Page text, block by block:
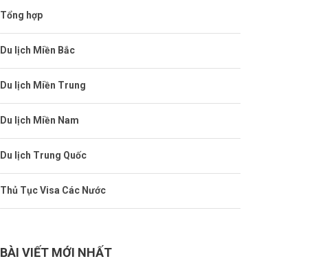
Tổng hợp
Du lịch Miền Bắc
Du lịch Miền Trung
Du lịch Miền Nam
Du lịch Trung Quốc
Thủ Tục Visa Các Nước
BÀI VIẾT MỚI NHẤT